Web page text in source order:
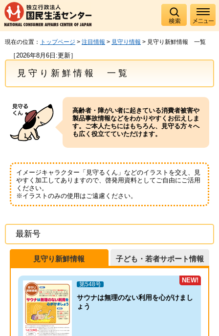
現在の位置： トップページ > 注目情報 > 見守り情報 > 見守り新鮮情報 一覧
［2026年8月6日:更新］
見守り新鮮情報 一覧
高齢者・障がい者に起きている消費者被害や
製品事故情報などをわかりやすくお伝えしま
す。ご本人たちにはもちろん、見守る方々へ
も広く役立てていただけます。
イメージキャラクター「見守るくん」などのイラストを交え、見
やすく加工してありますので、啓発用資料としてご自由にご活用
ください。
※イラストのみの使用はご遠慮ください。
最新号
見守り新鮮情報 子ども・若者サポート情報
NEW!
第548号
サウナは無理のない利用を心がけまし
ょう